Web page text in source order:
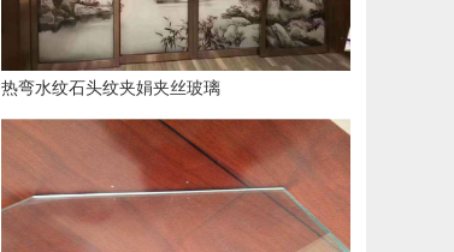
热弯水纹石头纹夹娟夹丝玻璃